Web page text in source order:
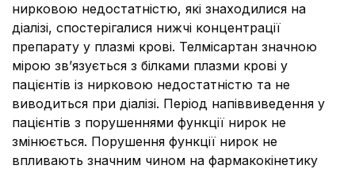
нирковою недостатністю, які знаходилися на
діалізі, спостерігалися нижчі концентрації
препарату у плазмі крові. Телмісартан значною
мірою зв’язується з білками плазми крові у
пацієнтів із нирковою недостатністю та не
виводиться при діалізі. Період напіввиведення у
пацієнтів з порушеннями функції нирок не
змінюється. Порушення функції нирок не
впливають значним чином на фармакокінетику